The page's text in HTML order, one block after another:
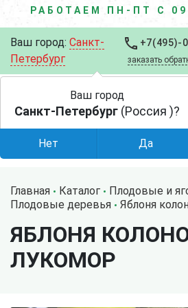
РАБОТАЕМ ПН-ПТ С
Ваш город: Санкт-
Петербург
+7(495)-
заказать
Главная Каталог
Плодовые и
Плодовые деревья
Яблоня
ЯБЛОНЯ
ЛУКОМОР
Ваш город
Санкт-Петербург (Россия )?
Нет Да